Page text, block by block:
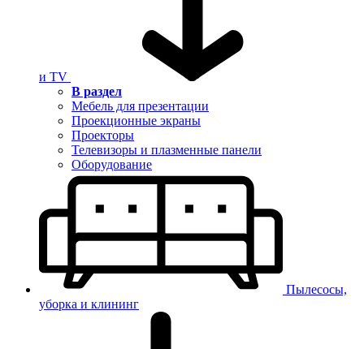
и TV
В раздел
Мебель для презентации
Проекционные экраны
Проекторы
Телевизоры и плазменные панели
Оборудование
Пылесосы,
уборка и клининг